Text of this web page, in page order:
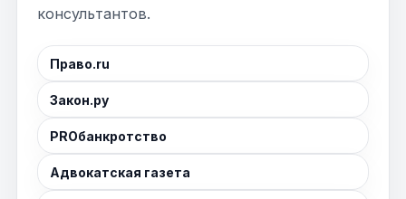
консультантов.
Право.ru
Закон.ру
PROбанкротство
Адвокатская газета